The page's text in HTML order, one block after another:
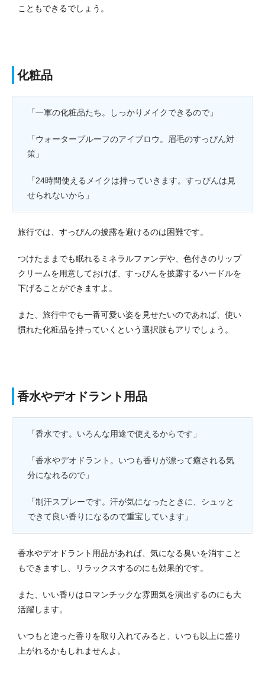
こともできるでしょう。
化粧品
「一軍の化粧品たち。しっかりメイクできるので」
「ウォータープルーフのアイブロウ。眉毛のすっぴん対
策」
「24時間使えるメイクは持っていきます。すっぴんは見
せられないから」
旅行では、すっぴんの披露を避けるのは困難です。
つけたままでも眠れるミネラルファンデや、色付きのリップ
クリームを用意しておけば、すっぴんを披露するハードルを
下げることができますよ。
また、旅行中でも一番可愛い姿を見せたいのであれば、使い
慣れた化粧品を持っていくという選択肢もアリでしょう。
香水やデオドラント用品
「香水です。いろんな用途で使えるからです」
「香水やデオドラント。いつも香りが漂って癒される気
分になれるので」
「制汗スプレーです。汗が気になったときに、シュッと
できて良い香りになるので重宝しています」
香水やデオドラント用品があれば、気になる臭いを消すこと
もできますし、リラックスするのにも効果的です。
また、いい香りはロマンチックな雰囲気を演出するのにも大
活躍します。
いつもと違った香りを取り入れてみると、いつも以上に盛り
上がれるかもしれませんよ。